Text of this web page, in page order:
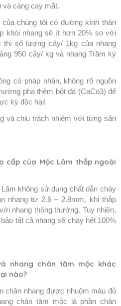
và càng cay mắt.
chúng tôi có đường kính thân
khói nhang sẽ ít hơn 20% so với
thì số lượng cây/ 1kg của nhang
950 cây/ kg và nhang Trầm ký
có pháp nhân, không rõ nguồn
pha thêm bột đá (CaCo3) để
kỳ độc hại!
và chịu trách nhiệm với từng sản
cấp của Mộc Lâm thắp ngoài
không sử dụng chất dẫn cháy
nhang từ 2.6 – 2.8mm, khi thắp
nhang thông thường. Tuy nhiên,
tất cả nhang sẽ cháy hết 100%
nhang chân tăm mộc khác
nào?
chân nhang được nhuộm màu đỏ
chân tăm mộc là phần chân